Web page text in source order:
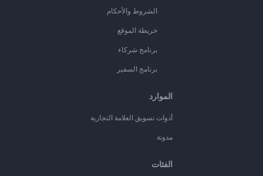
الشروط والأحكام
خريطة الموقع
برنامج شركاء
برنامج السفير
الموارد
أدوات تسويق العلامة التجارية
مدونة
الفئات